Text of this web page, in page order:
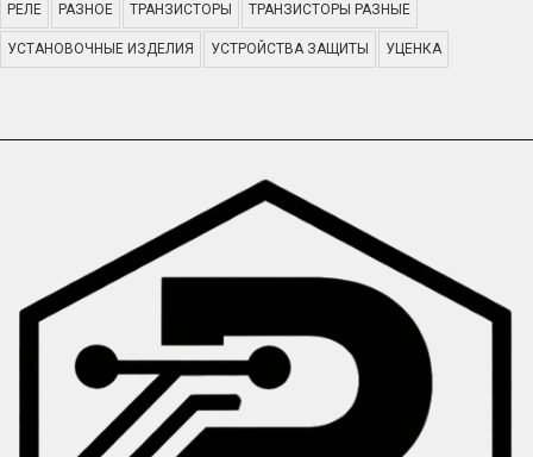
РЕЛЕ РАЗНОЕ ТРАНЗИСТОРЫ ТРАНЗИСТОРЫ РАЗНЫЕ
УСТАНОВОЧНЫЕ ИЗДЕЛИЯ УСТРОЙСТВА ЗАЩИТЫ УЦЕНКА